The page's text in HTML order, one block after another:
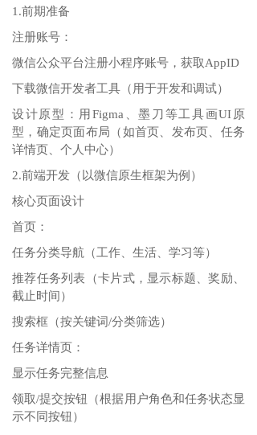
1.前期准备
注册账号：
微信公众平台注册小程序账号，获取AppID
下载微信开发者工具（用于开发和调试）
设计原型：用Figma、墨刀等工具画UI原
型，确定页面布局（如首页、发布页、任务
详情页、个人中心）
2.前端开发（以微信原生框架为例）
核心页面设计
首页：
任务分类导航（工作、生活、学习等）
推荐任务列表（卡片式，显示标题、奖励、
截止时间）
搜索框（按关键词/分类筛选）
任务详情页：
显示任务完整信息
领取/提交按钮（根据用户角色和任务状态显
示不同按钮）